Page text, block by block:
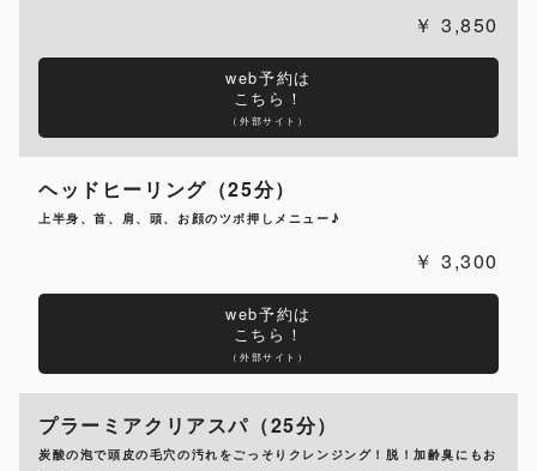
3,850
web予約は
こちら！
（外部サイト）
ヘッドヒーリング（25分）
上半身、首、肩、頭、お顔のツボ押しメニュー♪
3,300
web予約は
こちら！
（外部サイト）
プラーミアクリアスパ（25分）
炭酸の泡で頭皮の毛穴の汚れをごっそりクレンジング！脱！加齢臭にもお